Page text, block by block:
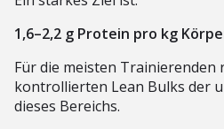
1,6–2,2 g Protein pro kg
Für die meisten Trainierenden
kontrollierten Lean Bulks der
dieses Bereichs.